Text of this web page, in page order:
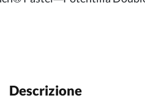
Descrizione